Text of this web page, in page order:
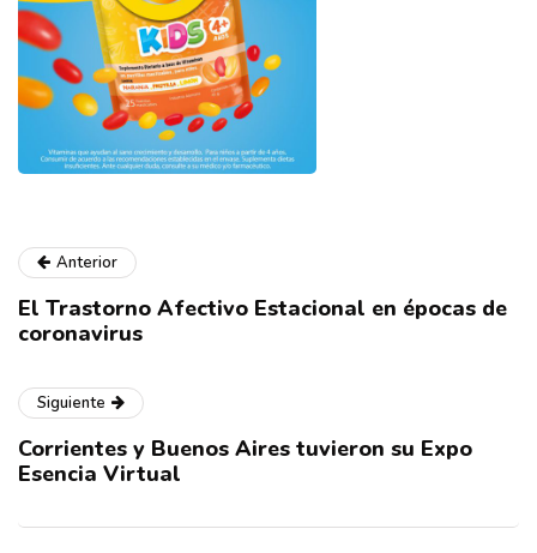
Anterior
El Trastorno Afectivo Estacional en épocas de
coronavirus
Siguiente
Corrientes y Buenos Aires tuvieron su Expo
Esencia Virtual